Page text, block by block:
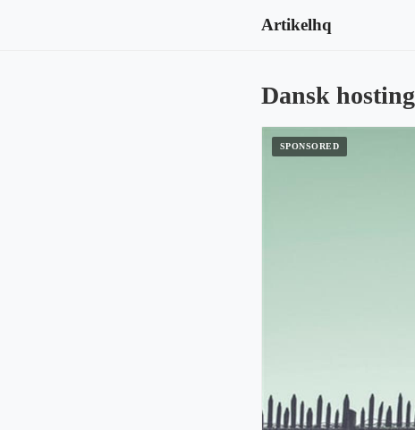
Artikelhq
Dansk hosting